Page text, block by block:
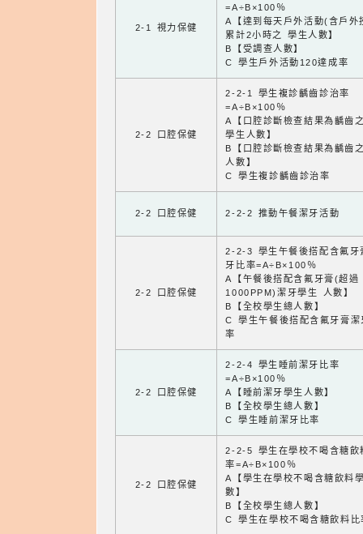
2-1 視力保健
=A÷B×100％
A【達到每天戶外活動(含戶外
累計2小時之 學生人數】
B【受調查人數】
C 學生戶外活動120達成率
2-2 口腔保健
2-2-1 學生複診齲齒診治率
=A÷B×100％
A【口腔診斷檢查結果為齲齒
學生人數】
B【口腔診斷檢查結果為齲齒
人數】
C 學生複診齲齒診治率
2-2 口腔保健 2-2-2 推動午餐潔牙活動
2-2 口腔保健
2-2-3 學生午餐後搭配含氟牙
牙比率=A÷B×100％
A【午餐後搭配含氟牙膏(超過
1000PPM)潔牙學生 人數】
B【全校學生總人數】
C 學生午餐後搭配含氟牙膏潔
率
2-2 口腔保健
2-2-4 學生睡前潔牙比率
=A÷B×100％
A【睡前潔牙學生人數】
B【全校學生總人數】
C 學生睡前潔牙比率
2-2 口腔保健
2-2-5 學生在學校不喝含糖飲
率=A÷B×100％
A【學生在學校不喝含糖飲料
數】
B【全校學生總人數】
C 學生在學校不喝含糖飲料比